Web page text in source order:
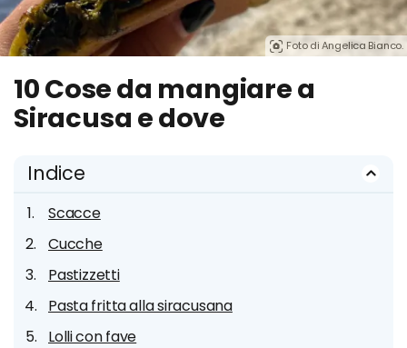
Foto di Angelica Bianco.
10 Cose da mangiare a
Siracusa e dove
Indice
Scacce
Cucche
Pastizzetti
Pasta fritta alla siracusana
Lolli con fave